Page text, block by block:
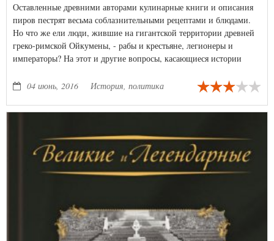
Оставленные древними авторами кулинарные книги и описания
пиров пестрят весьма соблазнительными рецептами и блюдами.
Но что же ели люди, жившие на гигантской территории древней
греко-римской Ойкумены, - рабы и крестьяне, легионеры и
императоры? На этот и другие вопросы, касающиеся истории
04 июнь, 2016
История, политика